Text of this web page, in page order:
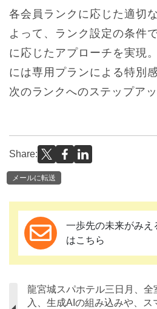
各会員ランクに応じた適切
よって、ランク設定の条件
に応じたアプローチを実現
には専⽤プランによる特別
次のランクへのステップア
Share:
メールに転送
一歩先の未来がみえ
はこちら
龍宮城スパホテル三日月、全
入、生成AIの組み込みや、ス